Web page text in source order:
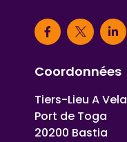
Coordonnées
Tiers-Lieu A Vela
Port de Toga
20200 Bastia